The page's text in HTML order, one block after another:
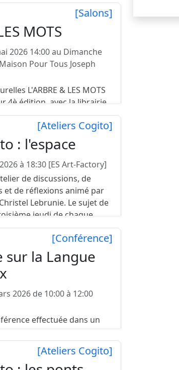
Le troisième jeudi de[Salons]
MOTS
2026 14:00 au Dimanche
Pour Tous Joseph
L'ARBRE & LES MOTS
4è édition, avec la librairie
Palpit'Arts. La
Ricôme située dans le
[Ateliers Cogito]
: l'espace
à 18:30 [ES Art-Factory]
de discussions, de
et de réflexions animé par
Lebrunie. Le sujet de
jeudi de chaque
[Conférence]
sur la Langue
2026 de 10:00 à 12:00
effectuée dans un
la part de l'auditoire. Une
cette fois ci sera
[Ateliers Cogito]